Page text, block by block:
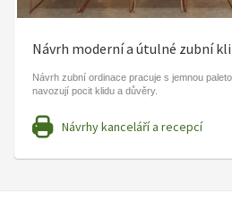
Návrh moderní a útulné zubní
Návrh zubní ordinace pracuje s jemnou
navozují pocit klidu a důvěry.
Návrhy kanceláří a recepcí